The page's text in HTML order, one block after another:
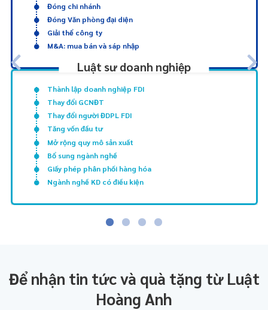
Đóng chi nhánh
Đóng Văn phòng đại diện
Giải thể công ty
M&A: mua bán và sáp nhập
Luật sư doanh nghiệp
Thành lập doanh nghiệp FDI
Thay đổi GCNĐT
Thay đổi người ĐDPL FDI
Tăng vốn đầu tư
Mở rộng quy mô sản xuất
Bổ sung ngành nghề
Giấy phép phân phối hàng hóa
Ngành nghề KD có điều kiện
Để nhận tin tức và quà tặng từ Luật
Hoàng Anh